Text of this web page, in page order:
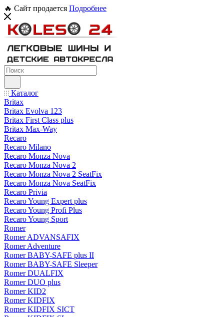
🔥 Сайт продается Подробнее
Каталог
Britax
Britax Evolva 123
Britax First Class plus
Britax Max-Way
Recaro
Recaro Milano
Recaro Monza Nova
Recaro Monza Nova 2
Recaro Monza Nova 2 SeatFix
Recaro Monza Nova SeatFix
Recaro Privia
Recaro Young Expert plus
Recaro Young Profi Plus
Recaro Young Sport
Romer
Romer ADVANSAFIX
Romer Adventure
Romer BABY-SAFE plus II
Romer BABY-SAFE Sleeper
Romer DUALFIX
Romer DUO plus
Romer KID2
Romer KIDFIX
Romer KIDFIX SICT